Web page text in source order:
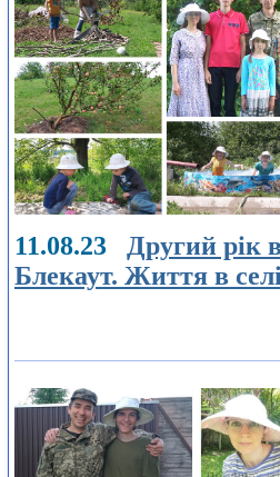
11.08.23 Другий рік
Блекаут. Життя в селі